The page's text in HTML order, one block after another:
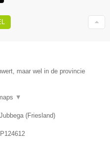
maar wel in de provincie
▼
Jubbega(Friesland)
P124612